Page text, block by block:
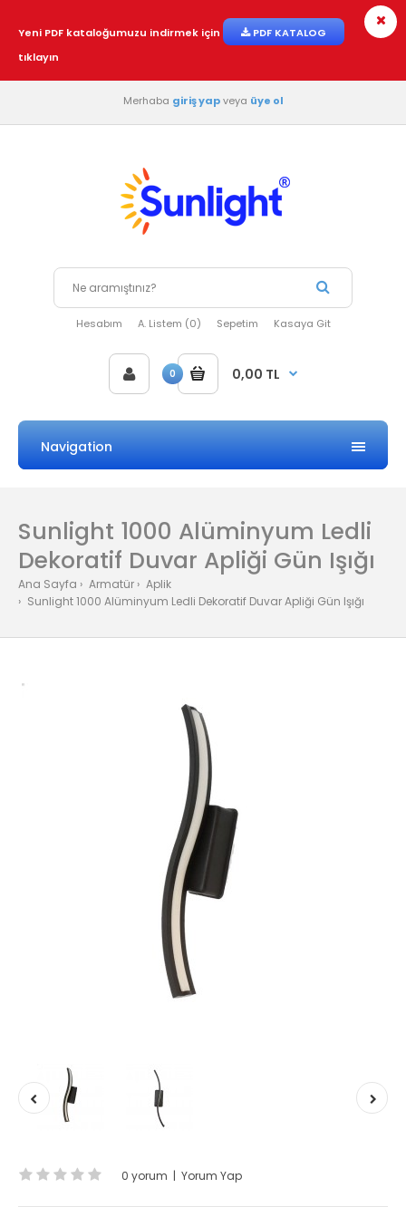
Yeni PDF kataloğumuzu indirmek için
PDF KATALOG
tıklayın
Merhaba giriş yapveya üye ol
Hesabım A. Listem (0) Sepetim Kasaya Git
0 0,00 TL
Navigation
Sunlight 1000 Alüminyum Ledli
Dekoratif Duvar Apliği Gün Işığı
Ana Sayfa Armatür
Aplik
Sunlight 1000 Alüminyum Ledli Dekoratif Duvar Apliği Gün Işığı
0 yorum | Yorum Yap